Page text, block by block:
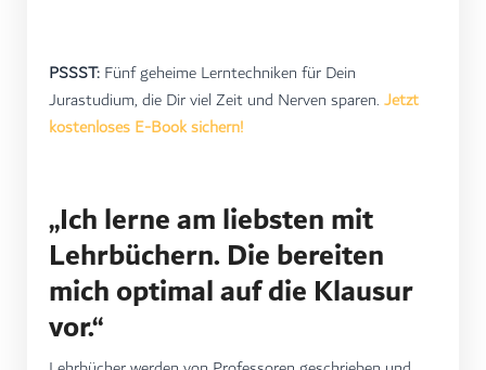
PSSST: Fünf geheime Lerntechniken für Dein
Jurastudium, die Dir viel Zeit und Nerven sparen. Jetzt
kostenloses E-Book sichern!
„Ich lerne am liebsten mit
Lehrbüchern. Die bereiten
mich optimal auf die Klausur
vor.“